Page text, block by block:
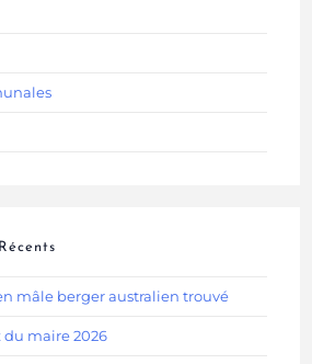
mâle berger australien trouvé
du maire 2026